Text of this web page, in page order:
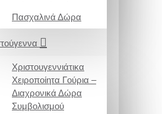
Πασχαλινά Δώρα
Χριστουγεννιάτικα
Χειροποίητα Γούρια –
Διαχρονικά Δώρα
Συμβολισμού